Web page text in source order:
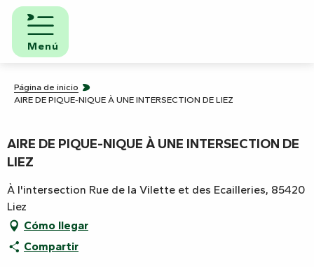
Aller
contenu
principal
Menú
Página de inicio
AIRE DE PIQUE-NIQUE À UNE INTERSECTION DE LIEZ
AIRE DE PIQUE-NIQUE À UNE INTERSECTION DE
LIEZ
À l'intersection Rue de la Vilette et des Ecailleries, 85420
Liez
Cómo llegar
Compartir